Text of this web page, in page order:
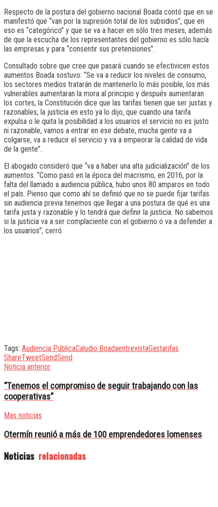
Respecto de la postura del gobierno nacional Boada contó que en se
manifestó que “van por la supresión total de los subsidios”, que en
eso es “categórico” y que se va a hacer en sólo tres meses, además
de que la escucha de los representantes del gobierno es sólo hacía
las empresas y para “consentir sus pretensiones”.
Consultado sobre que cree que pasará cuando se efectivicen estos
aumentos Boada sostuvo: “Se va a reducir los niveles de consumo,
los sectores medios tratarán de mantenerlo lo más posible, los más
vulnerables aumentaran la mora al principio y después aumentaran
los cortes, la Constitución dice que las tarifas tienen que ser justas y
razonables, la justicia en esto ya lo dijo, que cuando una tarifa
expulsa o le quita la posibilidad a los usuarios el servicio no es justo
ni razonable, vamos a entrar en ese debate, mucha gente va a
colgarse, va a reducir el servicio y va a empeorar la calidad de vida
de la gente”.
El abogado consideró que “va a haber una alta judicialización” de los
aumentos. “Como pasó en la época del macrismo, en 2016, por la
falta del llamado a audiencia pública, hubo unos 80 amparos en todo
el país. Pienso que como ahí se definió que no se puede fijar tarifas
sin audiencia previa tenemos que llegar a una postura de qué es una
tarifa justa y razonable y lo tendrá que definir la justicia. No sabemos
si la justicia va a ser complaciente con el gobierno o va a defender a
los usuarios”, cerró.
Tags: Audiencia PúblicaCaludio BoadaentrevistaGastarifas
ShareTweetSendSend
Noticia anterior
“Tenemos el compromiso de seguir trabajando con las
cooperativas”
Mas noticias
Otermín reunió a más de 100 emprendedores lomenses
Noticias relacionadas